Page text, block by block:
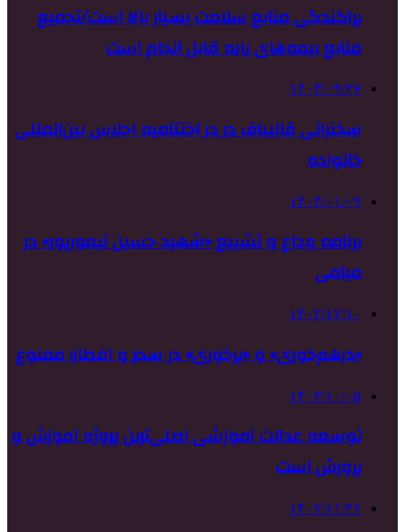
پراکندگی منابع سلامت بسیار بالا است/تجمیع
منابع بیمه‌های پایه قابل انجام است
۱۴۰۳/۰۹/۲۷
سخنرانی قالیباف در در اختتامیه اجلاس بین‌المللی
خانواده
۱۴۰۴/۰۱/۰۹
برنامه وداع و تشییع «شهید حسین تیمورپور» در
میامی
۱۴۰۲/۱۲/۱۰
«درهم‌خوری» و «پرخوری» در سحر و افطار؛ ممنوع
۱۴۰۳/۱۰/۰۵
توسعه عدالت آموزشی اصلی‌ترین پروژه آموزش و
پرورش است
۱۴۰۲/۱۱/۲۶